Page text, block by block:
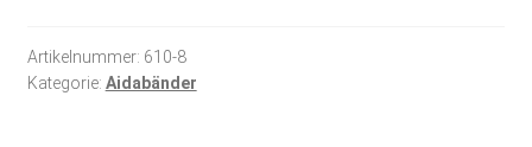
Artikelnummer: 610-8
Kategorie: Aidabänder